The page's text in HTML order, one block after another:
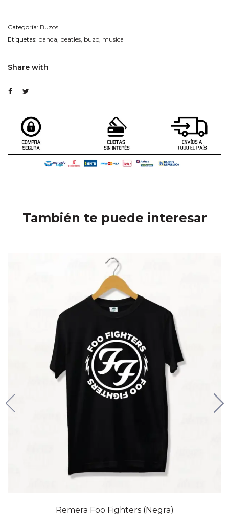
Categoría: Buzos
Etiquetas: banda, beatles, buzo, musica
Share with
También te puede interesar
Remera Foo Fighters (Negra)